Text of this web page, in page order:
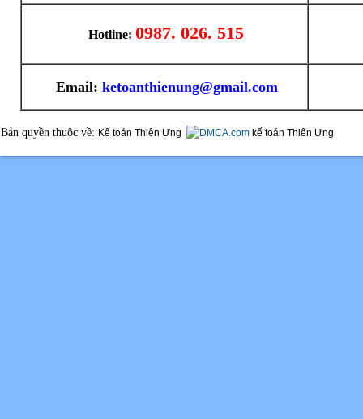
Hotline: 0987. 026. 515
Email: ketoanthienung@gmail.com
Bản quyền thuộc về: Kế toán Thiên Ưng kế toán Thiên Ưng